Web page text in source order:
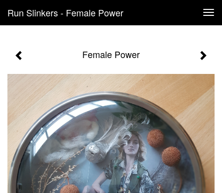
Run Slinkers - Female Power
Female Power